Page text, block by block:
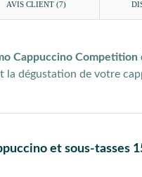
AVIS CLIENT(7)
Cappuccino Competition
la dégustation de votre
et sous-tasses